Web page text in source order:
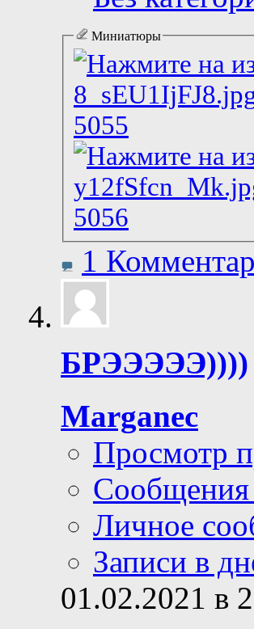
Миниатюры
1
БРЭЭЭЭЭ))))
Marganec
Просмотр
Личное
Записи в
01.02.2021 в